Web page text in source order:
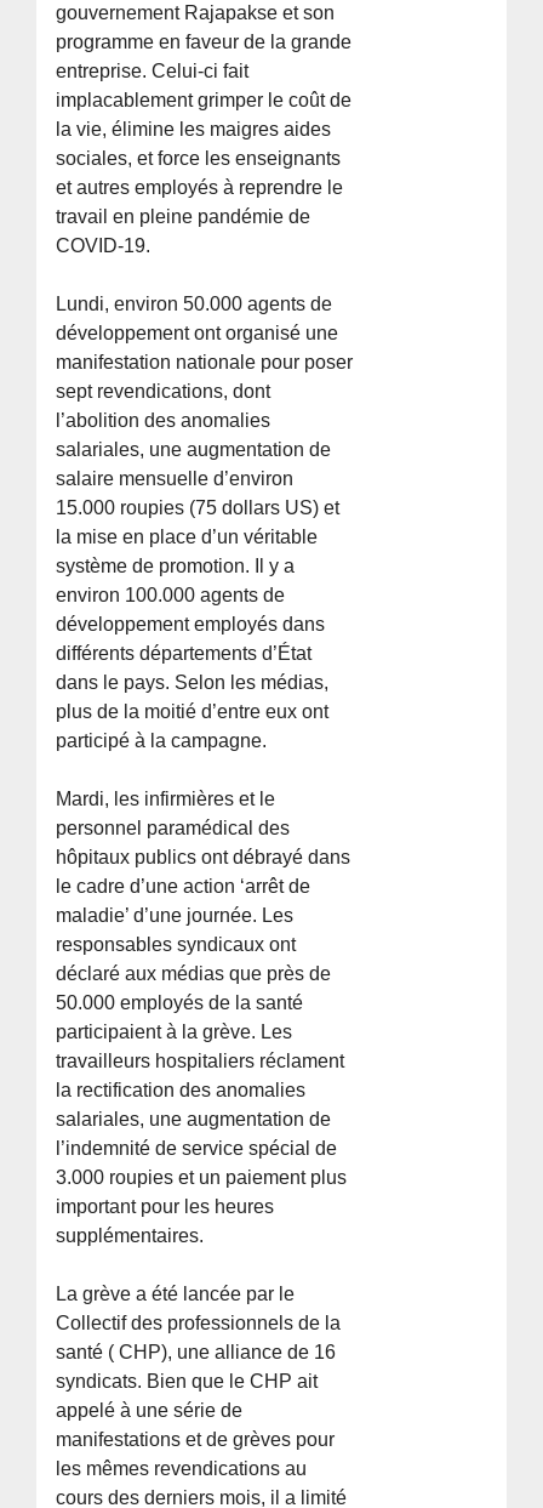
gouvernement Rajapakse et son
programme en faveur de la grande
entreprise. Celui-ci fait
implacablement grimper le coût de
la vie, élimine les maigres aides
sociales, et force les enseignants
et autres employés à reprendre le
travail en pleine pandémie de
COVID-19.
Lundi, environ 50.000 agents de
développement ont organisé une
manifestation nationale pour poser
sept revendications, dont
l’abolition des anomalies
salariales, une augmentation de
salaire mensuelle d’environ
15.000 roupies (75 dollars US) et
la mise en place d’un véritable
système de promotion. Il y a
environ 100.000 agents de
développement employés dans
différents départements d’État
dans le pays. Selon les médias,
plus de la moitié d’entre eux ont
participé à la campagne.
Mardi, les infirmières et le
personnel paramédical des
hôpitaux publics ont débrayé dans
le cadre d’une action ‘arrêt de
maladie’ d’une journée. Les
responsables syndicaux ont
déclaré aux médias que près de
50.000 employés de la santé
participaient à la grève. Les
travailleurs hospitaliers réclament
la rectification des anomalies
salariales, une augmentation de
l’indemnité de service spécial de
3.000 roupies et un paiement plus
important pour les heures
supplémentaires.
La grève a été lancée par le
Collectif des professionnels de la
santé ( CHP), une alliance de 16
syndicats. Bien que le CHP ait
appelé à une série de
manifestations et de grèves pour
les mêmes revendications au
cours des derniers mois, il a limité